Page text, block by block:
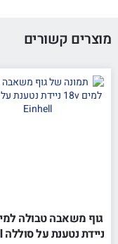
מוצרים קשורים
ניידת נטענת על סוללה Einhell